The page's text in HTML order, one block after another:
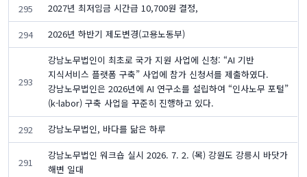
295 2027년 최저임금 시간급 10,700원 결정,
294 2026년 하반기 제도변경(고용노동부)
293
강남노무법인이 최초로 국가 지원 사업에 신청: “AI 기반
지식서비스 플랫폼 구축” 사업에 참가 신청서를 제출하였다.
강남노무법인은 2026년에 AI 연구소를 설립하여 “인사노무 포털”
(k-labor) 구축 사업을 꾸준히 진행하고 있다.
292 강남노무법인, 바다를 닮은 하루
291
강남노무법인 워크숍 실시 2026. 7. 2. (목) 강원도 강릉시 바닷가
해변 일대